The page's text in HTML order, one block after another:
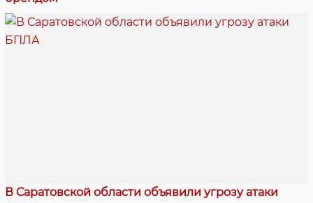
В Саратовской области объявили угрозу атаки